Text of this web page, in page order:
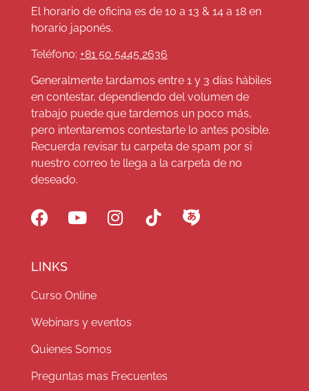
El horario de oficina es de 10 a 13 & 14 a 18 en
horario japonés.
Teléfono: +81 50 5445 2636
Generalmente tardamos entre 1 y 3 días hábiles
en contestar, dependiendo del volumen de
trabajo puede que tardemos un poco más,
pero intentaremos contestarte lo antes posible.
Recuerda revisar tu carpeta de spam por si
nuestro correo te llega a la carpeta de no
deseado.
LINKS
Curso Online
Webinars y eventos
Quienes Somos
Preguntas mas Frecuentes